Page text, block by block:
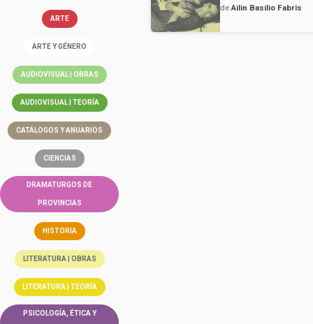
ARTE
ARTE Y GÉNERO
AUDIOVISUAL | OBRAS
AUDIOVISUAL | TEORÍA
CATÁLOGOS Y ANUARIOS
CIENCIAS
DRAMATURGOS DE
PROVINCIAS
HISTORIA
LITERATURA | OBRAS
LITERATURA | TEORÍA
PSICOLOGÍA, ÉTICA Y
deAilin Basilio Fabris